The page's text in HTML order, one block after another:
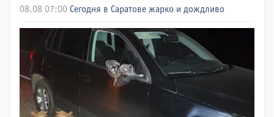
08.08 07:00 Сегодня в Саратове жарко и дождливо